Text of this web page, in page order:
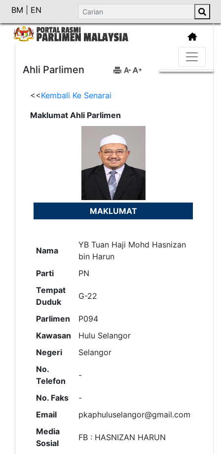
BM EN
Ahli Parlimen
<<Kembali Ke Senarai
Maklumat Ahli Parlimen
MAKLUMAT
Nama
YB Tuan Haji Mohd Hasnizan
bin Harun
Parti
PN
Tempat
Duduk
G-22
Parlimen
P094
Kawasan
Hulu Selangor
Negeri
Selangor
No.
Telefon
-
No. Faks
-
Email
pkaphuluselangor@gmail.com
Media
Sosial
FB : HASNIZAN HARUN